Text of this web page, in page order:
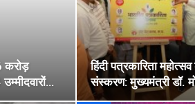
करोड़
हिंदी पत्रकारिता
संस्करण: मुख्यमंत्री डॉ.